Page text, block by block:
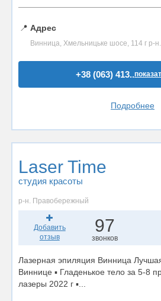
📍 Адрес
Винница, Хмельницьке шосе, 114 г р-
+38 (063) 413..
Подробнее
Laser Time
студия красоты
р-н. Правобережный
Добавить
отзыв
97
звонков
Лазерная эпиляция Винница
Виннице ▪️ Гладенькое тело за 5-8
лазеры 2022 г ▪️...